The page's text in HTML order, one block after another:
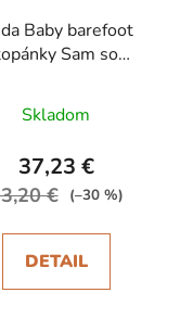
Baby barefoot
Sam so
Skladom
37,23 €
€ (–30 %)
DETAIL